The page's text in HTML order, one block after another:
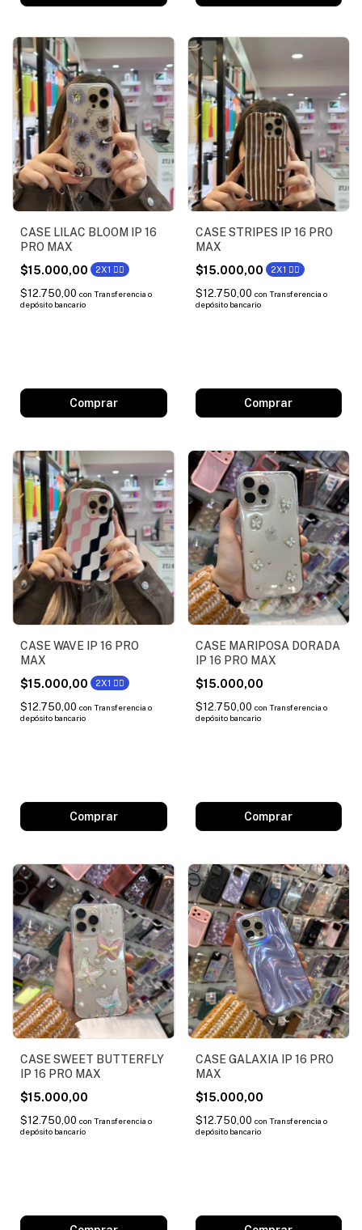
CASE LILAC BLOOM IP 16
PRO MAX
$15.000,00
2X1 ❤️‍🔥
$12.750,00 con Transferencia o
depósito bancario
CASE STRIPES IP 16 PRO
MAX
$15.000,00
2X1 ❤️‍🔥
$12.750,00 con Transferencia o
depósito bancario
Comprar
CASE WAVE IP 16 PRO
MAX
$15.000,00
2X1 ❤️‍🔥
$12.750,00 con Transferencia o
depósito bancario
CASE MARIPOSA DORADA
IP 16 PRO MAX
$15.000,00
$12.750,00 con Transferencia o
depósito bancario
CASE SWEET BUTTERFLY
IP 16 PRO MAX
$15.000,00
$12.750,00 con Transferencia o
depósito bancario
CASE GALAXIA IP 16 PRO
MAX
$15.000,00
$12.750,00 con Transferencia o
depósito bancario